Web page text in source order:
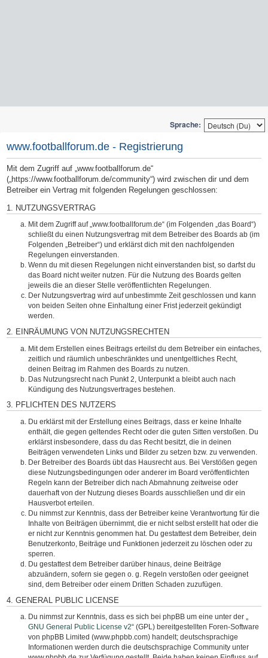
Sprache:
www.footballforum.de - Registrierung
Mit dem Zugriff auf „www.footballforum.de“
(„https://www.footballforum.de/community“) wird zwischen dir und dem
Betreiber ein Vertrag mit folgenden Regelungen geschlossen:
1. NUTZUNGSVERTRAG
Mit dem Zugriff auf „www.footballforum.de“ (im Folgenden „das Board“)
schließt du einen Nutzungsvertrag mit dem Betreiber des Boards ab (im
Folgenden „Betreiber“) und erklärst dich mit den nachfolgenden
Regelungen einverstanden.
Wenn du mit diesen Regelungen nicht einverstanden bist, so darfst du
das Board nicht weiter nutzen. Für die Nutzung des Boards gelten
jeweils die an dieser Stelle veröffentlichten Regelungen.
Der Nutzungsvertrag wird auf unbestimmte Zeit geschlossen und kann
von beiden Seiten ohne Einhaltung einer Frist jederzeit gekündigt
werden.
2. EINRÄUMUNG VON NUTZUNGSRECHTEN
Mit dem Erstellen eines Beitrags erteilst du dem Betreiber ein einfaches,
zeitlich und räumlich unbeschränktes und unentgeltliches Recht,
deinen Beitrag im Rahmen des Boards zu nutzen.
Das Nutzungsrecht nach Punkt 2, Unterpunkt a bleibt auch nach
Kündigung des Nutzungsvertrages bestehen.
3. PFLICHTEN DES NUTZERS
Du erklärst mit der Erstellung eines Beitrags, dass er keine Inhalte
enthält, die gegen geltendes Recht oder die guten Sitten verstoßen. Du
erklärst insbesondere, dass du das Recht besitzt, die in deinen
Beiträgen verwendeten Links und Bilder zu setzen bzw. zu verwenden.
Der Betreiber des Boards übt das Hausrecht aus. Bei Verstößen gegen
diese Nutzungsbedingungen oder anderer im Board veröffentlichten
Regeln kann der Betreiber dich nach Abmahnung zeitweise oder
dauerhaft von der Nutzung dieses Boards ausschließen und dir ein
Hausverbot erteilen.
Du nimmst zur Kenntnis, dass der Betreiber keine Verantwortung für die
Inhalte von Beiträgen übernimmt, die er nicht selbst erstellt hat oder die
er nicht zur Kenntnis genommen hat. Du gestattest dem Betreiber, dein
Benutzerkonto, Beiträge und Funktionen jederzeit zu löschen oder zu
sperren.
Du gestattest dem Betreiber darüber hinaus, deine Beiträge
abzuändern, sofern sie gegen o. g. Regeln verstoßen oder geeignet
sind, dem Betreiber oder einem Dritten Schaden zuzufügen.
4. GENERAL PUBLIC LICENSE
Du nimmst zur Kenntnis, dass es sich bei phpBB um eine unter der „
GNU General Public License v2“ (GPL) bereitgestellten Foren-Software
von phpBB Limited (www.phpbb.com) handelt; deutschsprachige
Informationen werden durch die deutschsprachige Community unter